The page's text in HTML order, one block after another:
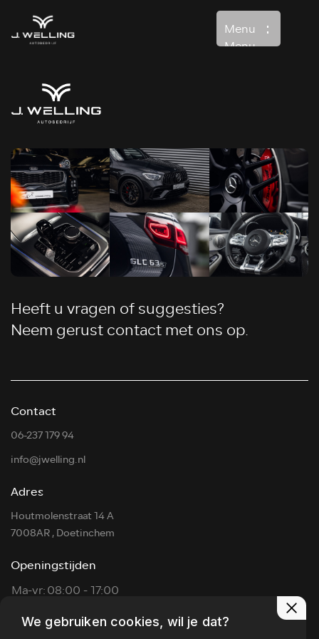
Menu
Menu
Home
Aanbod
Diensten
Over ons
Verkocht
Contact
Heeft u vragen of suggesties?
Neem gerust contact met ons op.
Contact
06-237 179 94
info@jwelling.nl
Adres
Houtmolenstraat 14 A
7008AR , Doetinchem
Openingstijden
Ma-vr:08:00 - 17:00
Zon:
Op afspraak
We gebruiken cookies, wil je dat?